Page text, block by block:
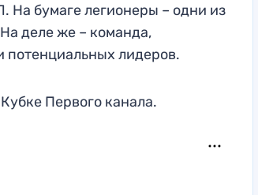
На бумаге легионеры – одни из
деле же – команда,
потенциальных лидеров.
Первого канала.